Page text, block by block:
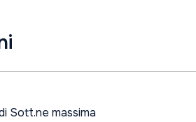
Sott.ne massima